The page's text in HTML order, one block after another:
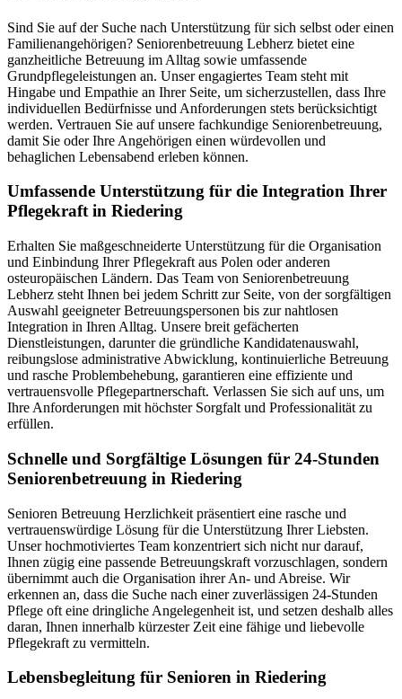
Sind Sie auf der Suche nach Unterstützung für sich selbst oder einen
Familienangehörigen? Seniorenbetreuung Lebherz bietet eine
ganzheitliche Betreuung im Alltag sowie umfassende
Grundpflegeleistungen an. Unser engagiertes Team steht mit
Hingabe und Empathie an Ihrer Seite, um sicherzustellen, dass Ihre
individuellen Bedürfnisse und Anforderungen stets berücksichtigt
werden. Vertrauen Sie auf unsere fachkundige Seniorenbetreuung,
damit Sie oder Ihre Angehörigen einen würdevollen und
behaglichen Lebensabend erleben können.
Umfassende Unterstützung für die Integration Ihrer
Pflegekraft in Riedering
Erhalten Sie maßgeschneiderte Unterstützung für die Organisation
und Einbindung Ihrer Pflegekraft aus Polen oder anderen
osteuropäischen Ländern. Das Team von Seniorenbetreuung
Lebherz steht Ihnen bei jedem Schritt zur Seite, von der sorgfältigen
Auswahl geeigneter Betreuungspersonen bis zur nahtlosen
Integration in Ihren Alltag. Unsere breit gefächerten
Dienstleistungen, darunter die gründliche Kandidatenauswahl,
reibungslose administrative Abwicklung, kontinuierliche Betreuung
und rasche Problembehebung, garantieren eine effiziente und
vertrauensvolle Pflegepartnerschaft. Verlassen Sie sich auf uns, um
Ihre Anforderungen mit höchster Sorgfalt und Professionalität zu
erfüllen.
Schnelle und Sorgfältige Lösungen für 24-Stunden
Seniorenbetreuung in Riedering
Senioren Betreuung Herzlichkeit präsentiert eine rasche und
vertrauenswürdige Lösung für die Unterstützung Ihrer Liebsten.
Unser hochmotiviertes Team konzentriert sich nicht nur darauf,
Ihnen zügig eine passende Betreuungskraft vorzuschlagen, sondern
übernimmt auch die Organisation ihrer An- und Abreise. Wir
erkennen an, dass die Suche nach einer zuverlässigen 24-Stunden
Pflege oft eine dringliche Angelegenheit ist, und setzen deshalb alles
daran, Ihnen innerhalb kürzester Zeit eine fähige und liebevolle
Pflegekraft zu vermitteln.
Lebensbegleitung für Senioren in Riedering